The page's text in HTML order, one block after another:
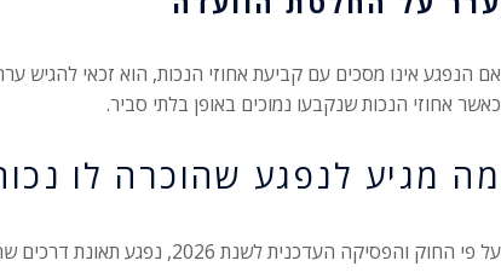
אם הנפגע אינו מסכים עם קביעת אחוזי הנכות, הוא זכאי להגיש
כאשר אחוזי הנכות שנקבעו נמוכים באופן בלתי סביר.
מה מגיע לנפגע שהוכרה לו
על פי החוק והפסיקה העדכנית לשנת 2026, נפגע תאונת דרכים שהוכרה לו נכות לצמיתות זכאי למספר רכיבי פיצוי: